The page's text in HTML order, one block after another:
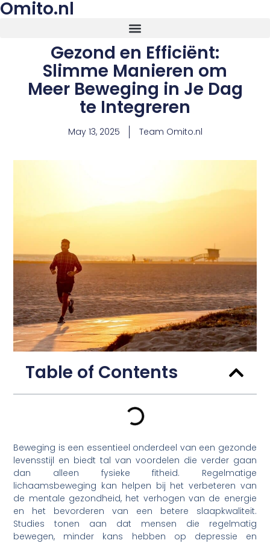
Omito.nl
Gezond en Efficiënt:
Slimme Manieren om
Meer Beweging in Je Dag
te Integreren
May 13, 2025 Team Omito.nl
Table of Contents
Beweging is een essentieel onderdeel van een gezonde
levensstijl en biedt tal van voordelen die verder gaan
dan alleen fysieke fitheid. Regelmatige
lichaamsbeweging kan helpen bij het verbeteren van
de mentale gezondheid, het verhogen van de energie
en het bevorderen van een betere slaapkwaliteit.
Studies tonen aan dat mensen die regelmatig
bewegen, minder kans hebben op depressie en